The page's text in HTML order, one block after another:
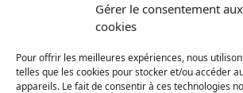
Gérer le consentement aux
cookies
Pour offrir les meilleures expériences, nous
telles que les cookies pour stocker et/ou accéder
appareils. Le fait de consentir à ces technologies